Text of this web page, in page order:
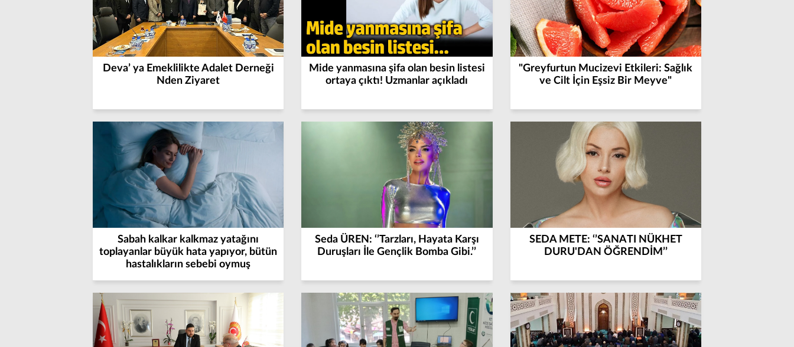
Deva’ ya Emeklilikte Adalet Derneği
Nden Ziyaret
Mide yanmasına şifa olan besin listesi
ortaya çıktı! Uzmanlar açıkladı
"Greyfurtun Mucizevi Etkileri: Sağlık
ve Cilt İçin Eşsiz Bir Meyve"
Sabah kalkar kalkmaz yatağını
toplayanlar büyük hata yapıyor, bütün
hastalıkların sebebi oymuş
Seda ÜREN: ‘’Tarzları, Hayata Karşı
Duruşları İle Gençlik Bomba Gibi.’’
SEDA METE: ‘’SANATI NÜKHET
DURU'DAN ÖĞRENDİM’’